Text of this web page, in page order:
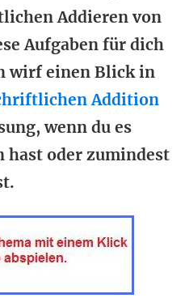
Addieren von
Aufgaben für dich
wirf einen Blick in
Addition
wenn du es
hast oder zumindest